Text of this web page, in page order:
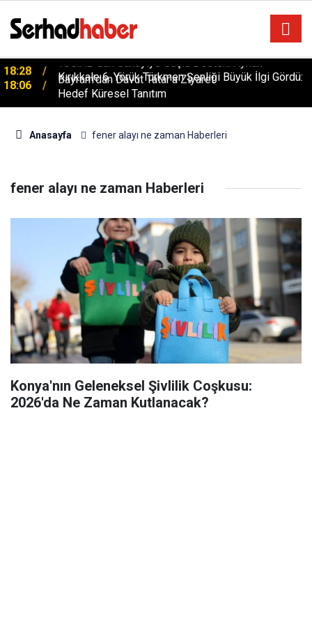
Bayram’dan Davut Tatar’a Ziyaret
18:06
Kırıkkale 6. Yörük Türkmen Şenliği Büyük İlgi Gördü:
Hedef Küresel Tanıtım
Anasayfa fener alayı ne zaman Haberleri
fener alayı ne zaman Haberleri
Konya'nın Geleneksel Şivlilik Coşkusu:
2026'da Ne Zaman Kutlanacak?